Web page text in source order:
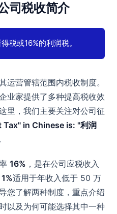
司税收简介
税或16%的利润税。
运营管辖范围内税收制度。
业家提供了多种提高税收效
里，我们主要关注对公司征
Tax" in Chinese is: "利润
16% ，是在公司应税收入
1%适用于年收入低于 50 万
您了解两种制度，重点介绍
以及为何可能选择其中一种